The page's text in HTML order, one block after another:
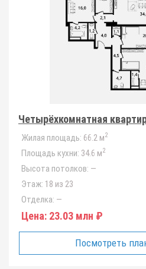
Четырёхкомнатная
Жилая площадь: 66.2 м2
Площадь кухни: 34.6 м2
Высота потолков: —
Этаж: 18 из 23
Отделка: —
Цена: 23.03 млн ₽
Посмотреть